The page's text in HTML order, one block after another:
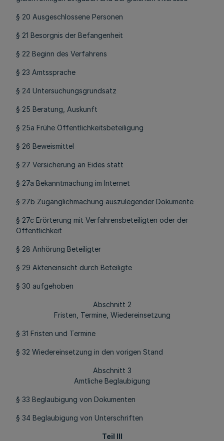
§ 20 Ausgeschlossene Personen
§ 21 Besorgnis der Befangenheit
§ 22 Beginn des Verfahrens
§ 23 Amtssprache
§ 24 Untersuchungsgrundsatz
§ 25 Beratung, Auskunft
§ 25a Frühe Öffentlichkeitsbeteiligung
§ 26 Beweismittel
§ 27 Versicherung an Eides statt
§ 27a Bekanntmachung im Internet
§ 27b Zugänglichmachung auszulegender Dokumente
§ 27c Erörterung mit Verfahrensbeteiligten oder der
Öffentlichkeit
§ 28 Anhörung Beteiligter
§ 29 Akteneinsicht durch Beteiligte
§ 30 aufgehoben
Abschnitt 2
Fristen, Termine, Wiedereinsetzung
§ 31 Fristen und Termine
§ 32 Wiedereinsetzung in den vorigen Stand
Abschnitt 3
Amtliche Beglaubigung
§ 33 Beglaubigung von Dokumenten
§ 34 Beglaubigung von Unterschriften
Teil III